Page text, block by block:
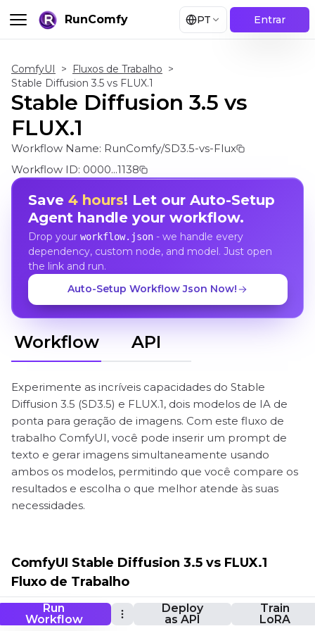
RunComfy PT Entrar
Run
Workflow
Deploy
as API
Train
LoRA
ComfyUI > Fluxos de Trabalho >
Stable Diffusion 3.5 vs FLUX.1
Stable Diffusion 3.5 vs
FLUX.1
Workflow Name: RunComfy/SD3.5-vs-Flux
Workflow ID: 0000...1138
Save 4 hours! Let our Auto-Setup
Agent handle your workflow.
Drop your workflow.json- we handle every
dependency, custom node, and model. Just open
the link and run.
Auto-Setup Workflow Json Now!
Workflow API
Experimente as incríveis capacidades do Stable
Diffusion 3.5 (SD3.5) e FLUX.1, dois modelos de IA de
ponta para geração de imagens. Com este fluxo de
trabalho ComfyUI, você pode inserir um prompt de
texto e gerar imagens simultaneamente usando
ambos os modelos, permitindo que você compare os
resultados e escolha o que melhor atende às suas
necessidades.
ComfyUI Stable Diffusion 3.5 vs FLUX.1
Fluxo de Trabalho